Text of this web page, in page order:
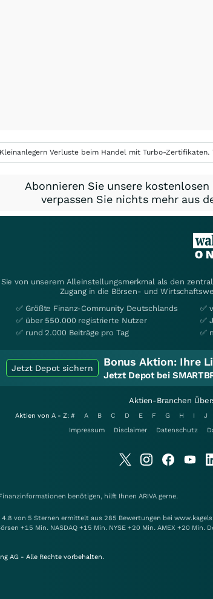
Verluste beim Handel mit Turbo-
Abonnieren Sie unsere
verpassen Sie nichts mehr aus
von unserem Alleinstellungsmerkmal als den
Zugang in die Börsen- und
✅ Größte Finanz-Community Deutschlands
✅ über 550.000 registrierte Nutzer
✅ rund 2.000 Beiträge pro Tag
✅
✅
✅
Jetzt Depot sichern Bonus Aktion: Ihre
Jetzt Depot bei
Aktien-Branchen
Aktien von A - Z: # A B C D E F G H I J
Impressum
Disclaimer Datenschutz
benötigen, hilft Ihnen ARIVA gerne.
von 5 Sternen ermittelt aus 285 Bewertungen bei
+15 Min. NASDAQ +15 Min. NYSE +20 Min. AMEX +20 Min.
AG - Alle Rechte vorbehalten.